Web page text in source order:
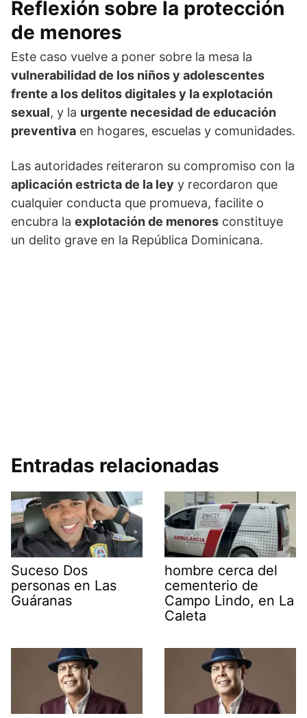
Reflexión sobre la protección
de menores
Este caso vuelve a poner sobre la mesa la
vulnerabilidad de los niños y adolescentes
frente a los delitos digitales y la explotación
sexual, y la urgente necesidad de educación
preventiva en hogares, escuelas y comunidades.
Las autoridades reiteraron su compromiso con la
aplicación estricta de la ley y recordaron que
cualquier conducta que promueva, facilite o
encubra la explotación de menores constituye
un delito grave en la República Dominicana.
Entradas relacionadas
Suceso Dos
personas en Las
Guáranas
hombre cerca del
cementerio de
Campo Lindo, en La
Caleta